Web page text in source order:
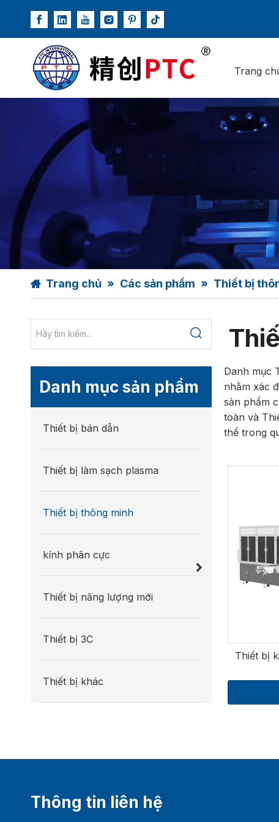
Trang
Trang chủ » Các sản phẩm » Thiết bị
Danh mục sản phẩm
Thiết bị bán dẫn
Thiết bị làm sạch plasma
Thiết bị thông minh
kính phân cực
Thiết bị năng lượng mới
Thiết bị 3C
Thiết bị khác
Danh mục
nhằm xác
sản phẩm
toàn và
thể trong
cao và
của vỏ
ráp và xử
sản xuất
kết nối
Với giao
giải pháp
xuất và
Thiết bị
Thông tin liên hệ